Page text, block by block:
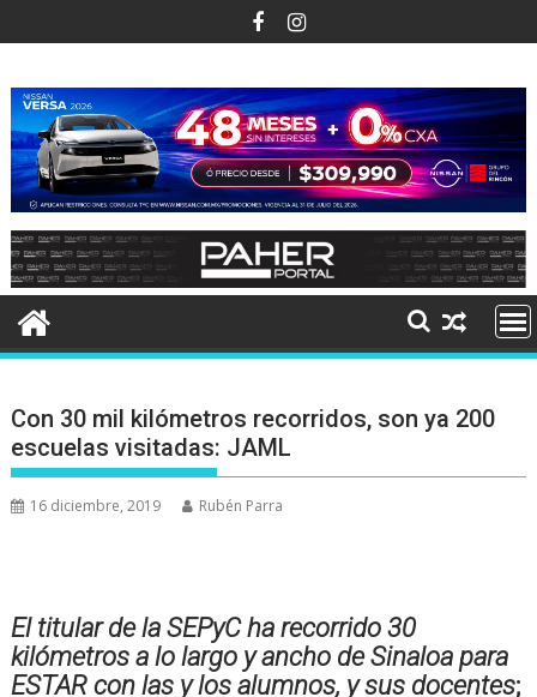
al
Con 30 mil kilómetros recorridos, son ya 200
escuelas visitadas: JAML
16 diciembre, 2019 Rubén Parra
El titular de la SEPyC ha recorrido 30
kilómetros a lo largo y ancho de Sinaloa para
ESTAR con las y los alumnos, y sus docentes;